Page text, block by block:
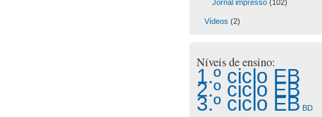
Jornal impresso(102)
Vídeos (2)
Níveis de ensino:
1.º ciclo EB
2.º ciclo EB
3.º ciclo EB BD